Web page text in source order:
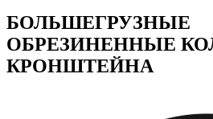
БОЛЬШЕГРУЗНЫЕ
ОБРЕЗИНЕННЫЕ
КРОНШТЕЙНА